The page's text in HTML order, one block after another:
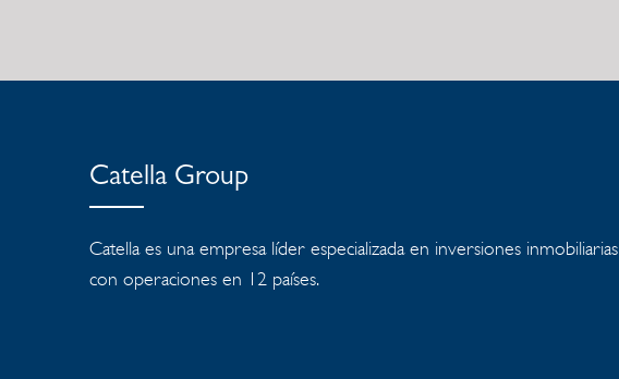
Catella Group
Catella es una empresa líder especializada en inversiones inmobiliarias
con operaciones en 12 países.